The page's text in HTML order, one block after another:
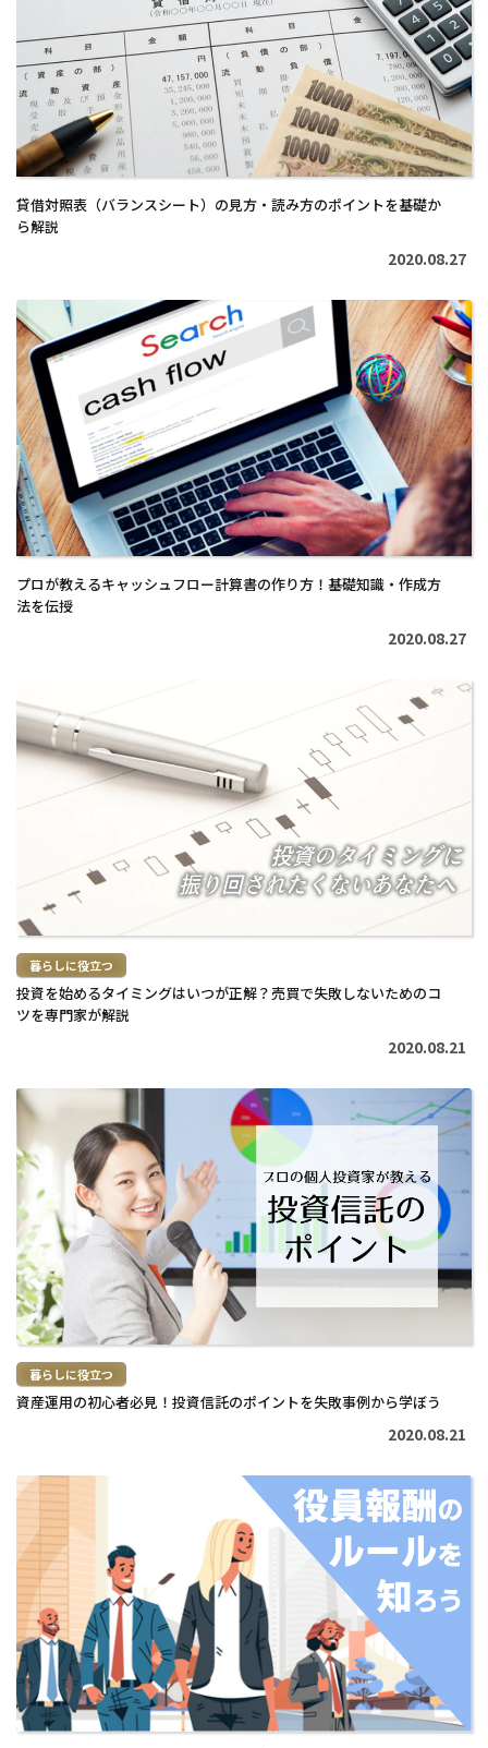
む
>
貸借対照表（バランスシート）の見方・読み方のポイントを基礎か
ら解説
2020.08.27
続
き
を
読
む
>
プロが教えるキャッシュフロー計算書の作り方！基礎知識・作成方
法を伝授
2020.08.27
き
を
暮らしに役立つ
投資を始めるタイミングはいつが正解？売買で失敗しないためのコ
ツを専門家が解説
2020.08.21
続
き
を
読
む
>
暮らしに役立つ
資産運用の初心者必見！投資信託のポイントを失敗事例から学ぼう
2020.08.21
続
を
読
む
>